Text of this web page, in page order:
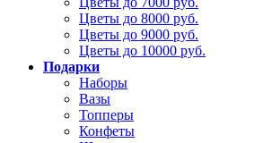
Цветы до 8000 руб.
Цветы до 9000 руб.
Цветы до 10000 руб.
Подарки
Наборы
Вазы
Топперы
Конфеты